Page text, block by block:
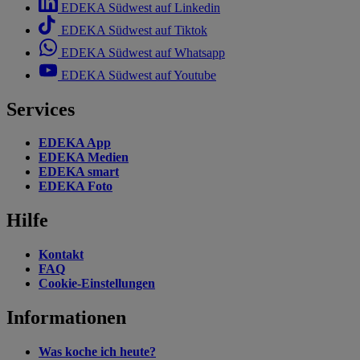
EDEKA Südwest auf Linkedin
EDEKA Südwest auf Tiktok
EDEKA Südwest auf Whatsapp
EDEKA Südwest auf Youtube
Services
EDEKA App
EDEKA Medien
EDEKA smart
EDEKA Foto
Hilfe
Kontakt
FAQ
Cookie-Einstellungen
Informationen
Was koche ich heute?